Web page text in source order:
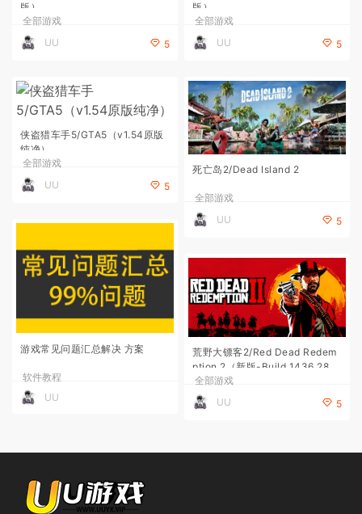
版）
全部游戏
UU
5
版）
全部游戏
UU
5
侠盗猎车手5/GTA5（v1.54原版
纯净）
全部游戏
UU
5
死亡岛2/Dead Island 2
全部游戏
UU
5
游戏常见问题汇总解决 方案
软件教程
UU
荒野大镖客2/Red Dead Redem
ption 2（新版-Build 1436.28-
全DLC终极版）
全部游戏
UU
5